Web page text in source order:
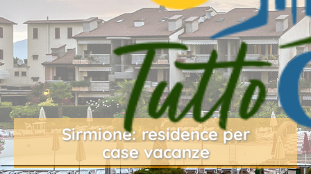
Sirmione: residence per
case vacanze